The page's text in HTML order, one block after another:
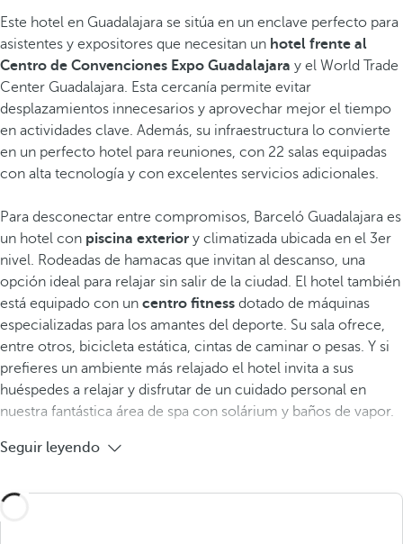
Este hotel en Guadalajara se sitúa en un enclave perfecto para
asistentes y expositores que necesitan un hotel frente al
Centro de Convenciones Expo Guadalajara y el World Trade
Center Guadalajara. Esta cercanía permite evitar
desplazamientos innecesarios y aprovechar mejor el tiempo
en actividades clave. Además, su infraestructura lo convierte
en un perfecto hotel para reuniones, con 22 salas equipadas
con alta tecnología y con excelentes servicios adicionales.
Para desconectar entre compromisos, Barceló Guadalajara es
un hotel con piscina exterior y climatizada ubicada en el 3er
nivel. Rodeadas de hamacas que invitan al descanso, una
opción ideal para relajar sin salir de la ciudad. El hotel también
está equipado con un centro fitness dotado de máquinas
especializadas para los amantes del deporte. Su sala ofrece,
entre otros, bicicleta estática, cintas de caminar o pesas. Y si
prefieres un ambiente más relajado el hotel invita a sus
huéspedes a relajar y disfrutar de un cuidado personal en
nuestra fantástica área de spa con solárium y baños de vapor.
Seguir leyendo